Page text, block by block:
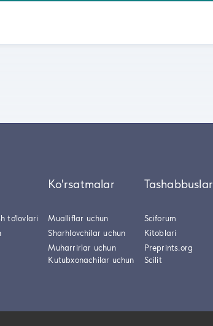
to'lovlari
Ko'rsatmalar
Mualliflar uchun
Sharhlovchilar uchun
Muharrirlar uchun
Kutubxonachilar uchun
Tashabbuslar
Sciforum
Kitoblari
Preprints.org
Scilit